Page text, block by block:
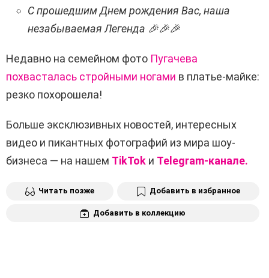
С прошедшим Днем рождения Вас, наша
незабываемая Легенда 🎉🎉🎉
Недавно на семейном фото Пугачева
похвасталась стройными ногами в платье-майке:
резко похорошела!
Больше эксклюзивных новостей, интересных
видео и пикантных фотографий из мира шоу-
бизнеса — на нашем TikTok и Telegram-канале.
Читать позже Добавить в избранное
Добавить в коллекцию